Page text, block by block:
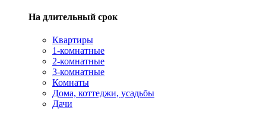
На длительный срок
Квартиры
1-комнатные
2-комнатные
3-комнатные
Комнаты
Дома, коттеджи, усадьбы
Дачи